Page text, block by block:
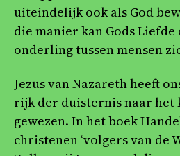
uiteindelijk ook als God
die manier kan Gods
onderling tussen mensen
Jezus van Nazareth heeft
rijk der duisternis naar het
gewezen. In het boek
christenen ‘volgers van de